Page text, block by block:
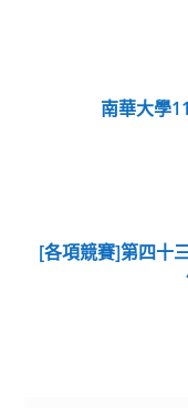
南華大學
[各項競賽]第四十